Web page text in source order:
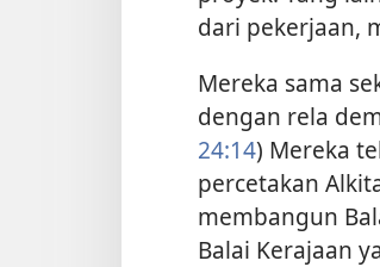
dari pekerjaan,
Mereka sama
dengan rela
24:14) Mereka
percetakan
membangun
Balai Kerajaan